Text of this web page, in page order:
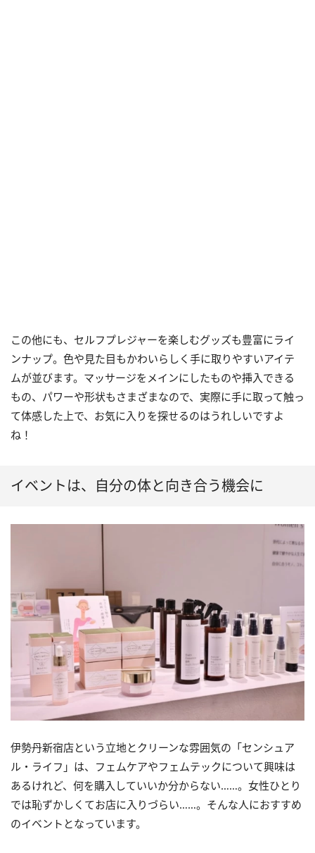
この他にも、セルフプレジャーを楽しむグッズも豊富にライ
ンナップ。色や見た目もかわいらしく手に取りやすいアイテ
ムが並びます。マッサージをメインにしたものや挿入できる
もの、パワーや形状もさまざまなので、実際に手に取って触っ
て体感した上で、お気に入りを探せるのはうれしいですよ
ね！
イベントは、自分の体と向き合う機会に
伊勢丹新宿店という立地とクリーンな雰囲気の「センシュア
ル・ライフ」は、フェムケアやフェムテックについて興味は
あるけれど、何を購入していいか分からない……。女性ひとり
では恥ずかしくてお店に入りづらい……。そんな人におすすめ
のイベントとなっています。